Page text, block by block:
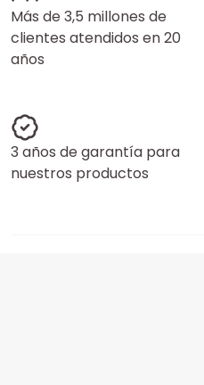
Más de 3,5 millones de
clientes atendidos en 20
años
3 años de garantía para
nuestros productos